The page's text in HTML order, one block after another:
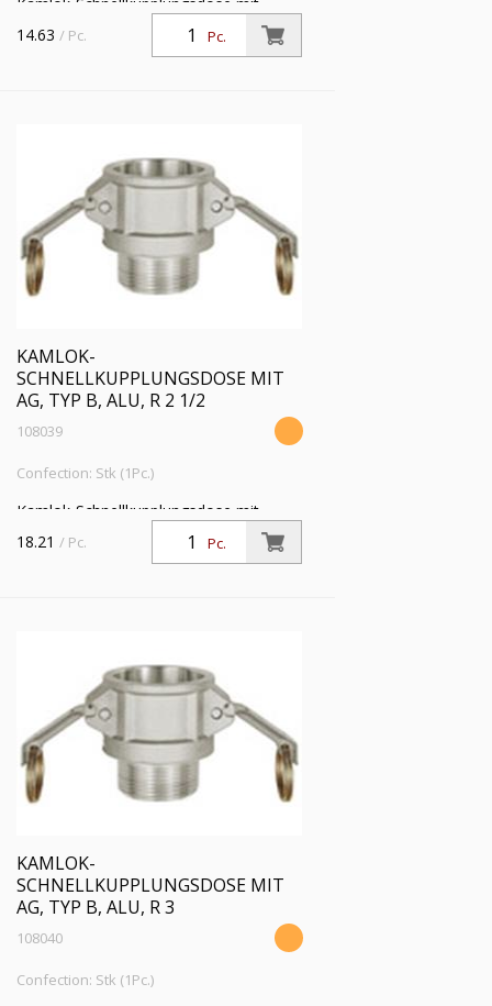
Außengewinde, Typ B, Aluminium, R 2,
für Stecker-Ø 63 mm, Druck max. 16
Pc.
14.63 / Pc.
KAMLOK-
SCHNELLKUPPLUNGSDOSE MIT
AG, TYP B, ALU, R 2 1/2
108039
Confection: Stk (1Pc.)
Kamlok-Schnellkupplungsdose mit
Außengewinde, Typ B, Aluminium, R 2
1/2, für Stecker-Ø 76 mm, Druck max.
Pc.
18.21 / Pc.
KAMLOK-
SCHNELLKUPPLUNGSDOSE MIT
AG, TYP B, ALU, R 3
108040
Confection: Stk (1Pc.)